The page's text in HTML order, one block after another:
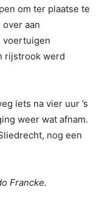
om ter plaatse te
aan
voertuigen
rijstrook werd
iets na vier uur ’s
weer wat afnam.
nog een
Francke.